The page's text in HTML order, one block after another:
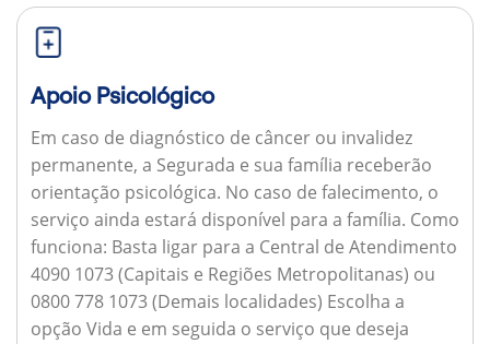
Apoio Psicológico
Em caso de diagnóstico de câncer ou invalidez
permanente, a Segurada e sua família receberão
orientação psicológica. No caso de falecimento, o
serviço ainda estará disponível para a família. Como
funciona: Basta ligar para a Central de Atendimento
4090 1073 (Capitais e Regiões Metropolitanas) ou
0800 778 1073 (Demais localidades) Escolha a
opção Vida e em seguida o serviço que deseja